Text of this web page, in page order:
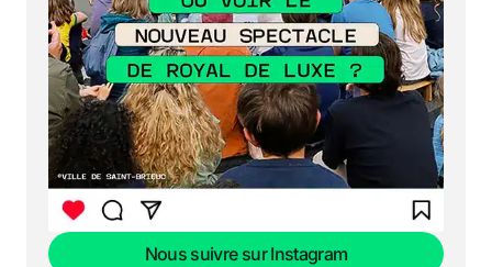
Nous suivre sur Instagram